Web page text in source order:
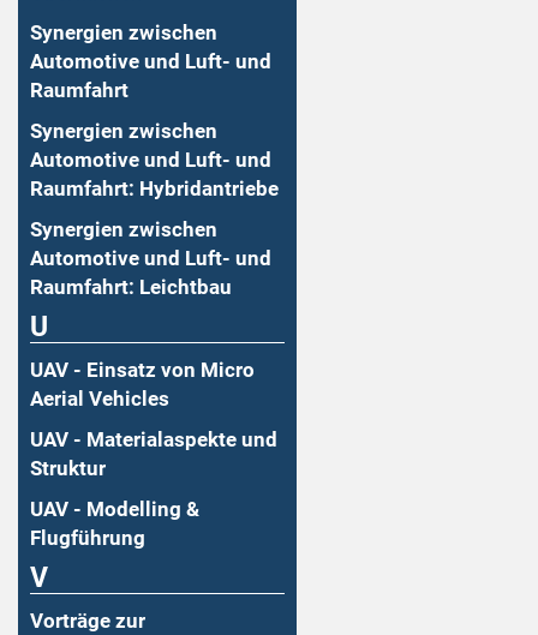
Synergien zwischen
Automotive und Luft- und
Raumfahrt
Synergien zwischen
Automotive und Luft- und
Raumfahrt: Hybridantriebe
Synergien zwischen
Automotive und Luft- und
Raumfahrt: Leichtbau
U
UAV - Einsatz von Micro
Aerial Vehicles
UAV - Materialaspekte und
Struktur
UAV - Modelling &
Flugführung
V
Vorträge zur